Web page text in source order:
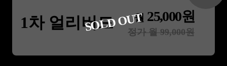
1차 얼리버드 월 25,000원
정가 월99,000원
SOLD OUT